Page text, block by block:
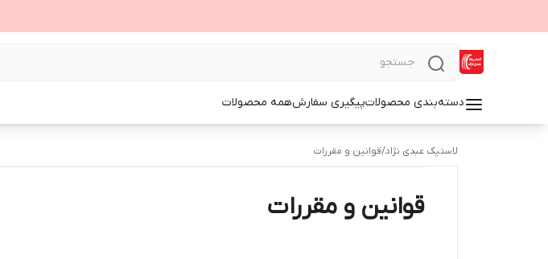
دسته‌بندی محصولاتپیگیری سفارشهمه محصولات
لاستیک عبدی نژاد/قوانین و مقررات
قوانین و مقررات